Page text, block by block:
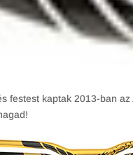
festest kaptak 2013-ban